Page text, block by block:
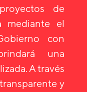
de
mediante el
con
una
A través
y